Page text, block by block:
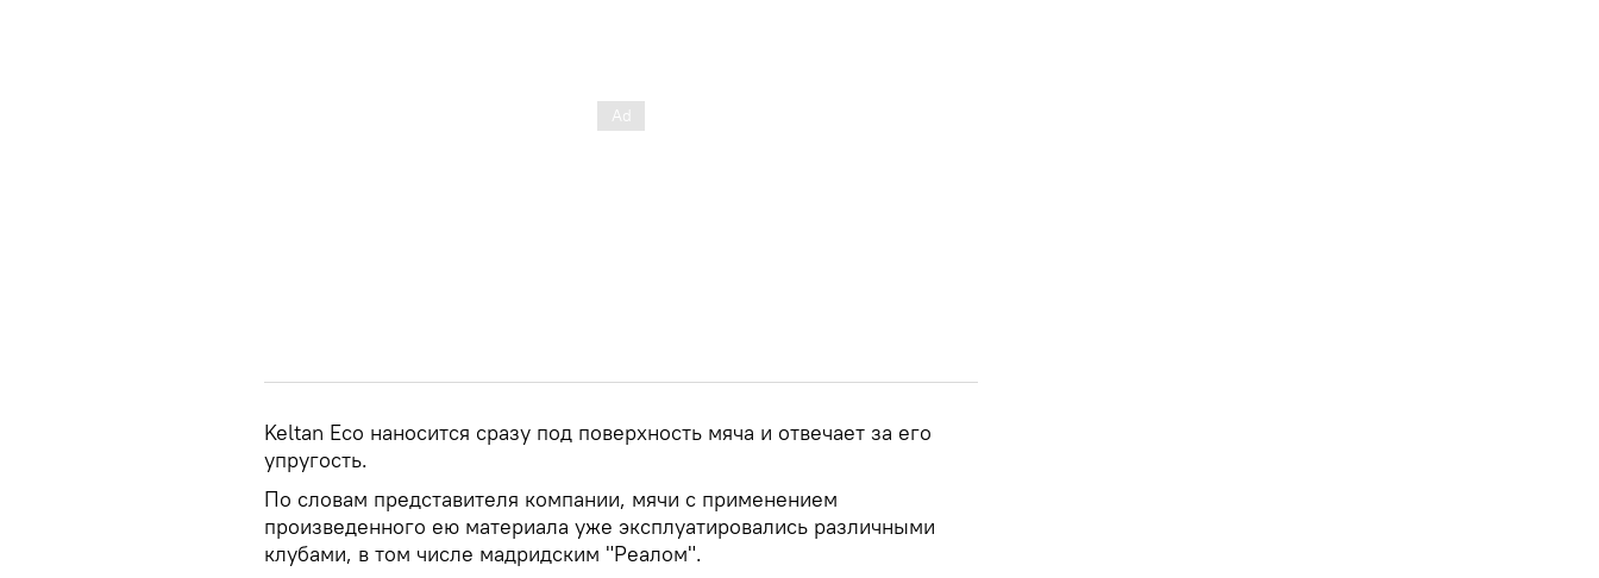
Keltan Eco наносится сразу под поверхность мяча и отвечает за его
упругость.
По словам представителя компании, мячи с применением
произведенного ею материала уже эксплуатировались различными
клубами, в том числе мадридским "Реалом".